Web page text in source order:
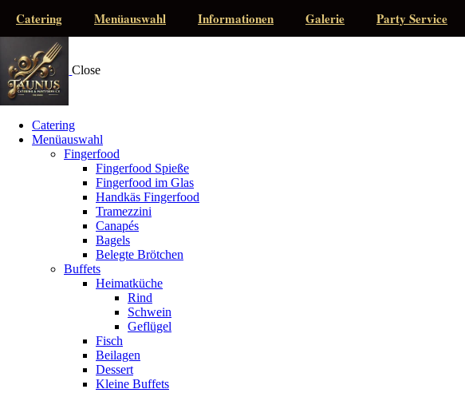
Catering Menüauswahl Informationen Galerie Party Service
Close
Catering
Menüauswahl
Fingerfood
Fingerfood Spieße
Fingerfood im Glas
Handkäs Fingerfood
Tramezzini
Canapés
Bagels
Belegte Brötchen
Buffets
Heimatküche
Rind
Schwein
Geflügel
Fisch
Beilagen
Dessert
Kleine Buffets